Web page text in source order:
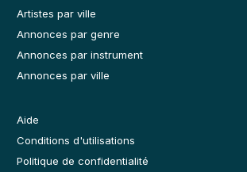
Artistes par ville
Annonces par genre
Annonces par instrument
Annonces par ville
Aide
Conditions d'utilisations
Politique de confidentialité